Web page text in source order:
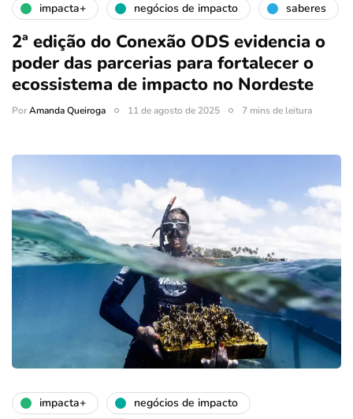
impacta+ negócios de impacto saberes
2ª edição do Conexão ODS evidencia o
poder das parcerias para fortalecer o
ecossistema de impacto no Nordeste
PorAmanda Queiroga 11 de agosto de 2025 7 mins de leitura
impacta+ negócios de impacto